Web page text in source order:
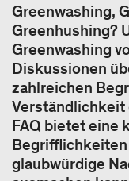
Greenwashing,
Greenhushing?
Greenwashing
Diskussionen
zahlreichen
Verständlichkeit
FAQ bietet eine
Begrifflichkeiten
glaubwürdige